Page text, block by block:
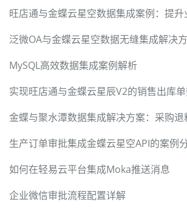
旺店通与金蝶云星空数据集成案例：提
泛微OA与金蝶云星空数据无缝集成解决
MySQL高效数据集成案例解析
实现旺店通与金蝶云星辰V2的销售出库
金蝶与聚水潭数据集成解决方案：采购
生产订单审批集成金蝶云星空API的案例
如何在轻易云平台集成Moka推送消息
企业微信审批流程配置详解